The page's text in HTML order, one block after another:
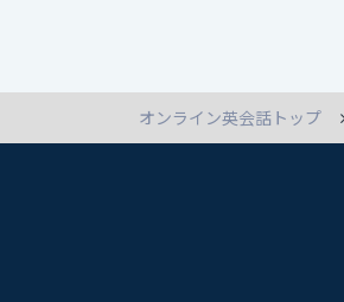
オンライン英会話トップ